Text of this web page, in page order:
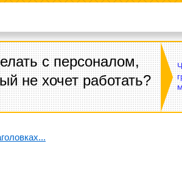
с персоналом,
не хочет работать?